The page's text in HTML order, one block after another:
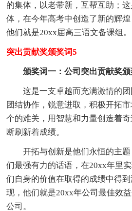
的集体，以老带新，互帮互助；
体，在今年高考中创造了新的辉煌
他们就是20xx届高三语文备课组。
突出贡献奖颁奖词5
颁奖词一：公司突出贡献奖颁
这是一支卓越而充满激情的团
团结协作，锐意进取，积极开拓
个的难关，用智慧和力量创造着
断刷新着成绩。
开拓与创新是他们永恒的主
们最强有力的话语，在20xx年里
们自身的价值在取得的成绩中得
现，他们就是20xx年公司最佳效
公司。